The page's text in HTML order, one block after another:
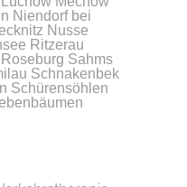
Niendorf bei
Nusse
Ritzerau
Roseburg Sahms
Schnakenbek
Schürensöhlen